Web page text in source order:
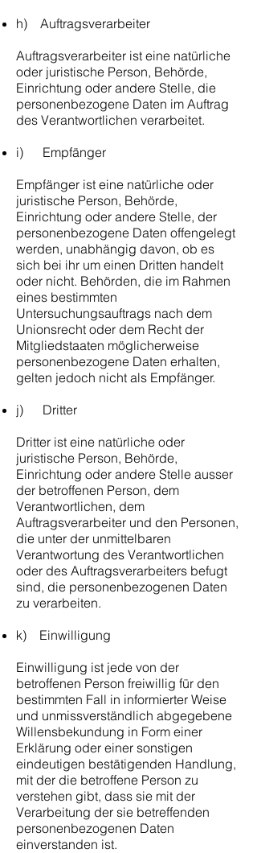
h) Auftragsverarbeiter
Auftragsverarbeiter ist eine natürliche
oder juristische Person, Behörde,
Einrichtung oder andere Stelle, die
personenbezogene Daten im Auftrag
des Verantwortlichen verarbeitet.
i) Empfänger
Empfänger ist eine natürliche oder
juristische Person, Behörde,
Einrichtung oder andere Stelle, der
personenbezogene Daten offengelegt
werden, unabhängig davon, ob es
sich bei ihr um einen Dritten handelt
oder nicht. Behörden, die im Rahmen
eines bestimmten
Untersuchungsauftrags nach dem
Unionsrecht oder dem Recht der
Mitgliedstaaten möglicherweise
personenbezogene Daten erhalten,
gelten jedoch nicht als Empfänger.
j) Dritter
Dritter ist eine natürliche oder
juristische Person, Behörde,
Einrichtung oder andere Stelle ausser
der betroffenen Person, dem
Verantwortlichen, dem
Auftragsverarbeiter und den Personen,
die unter der unmittelbaren
Verantwortung des Verantwortlichen
oder des Auftragsverarbeiters befugt
sind, die personenbezogenen Daten
zu verarbeiten.
k) Einwilligung
Einwilligung ist jede von der
betroffenen Person freiwillig für den
bestimmten Fall in informierter Weise
und unmissverständlich abgegebene
Willensbekundung in Form einer
Erklärung oder einer sonstigen
eindeutigen bestätigenden Handlung,
mit der die betroffene Person zu
verstehen gibt, dass sie mit der
Verarbeitung der sie betreffenden
personenbezogenen Daten
einverstanden ist.